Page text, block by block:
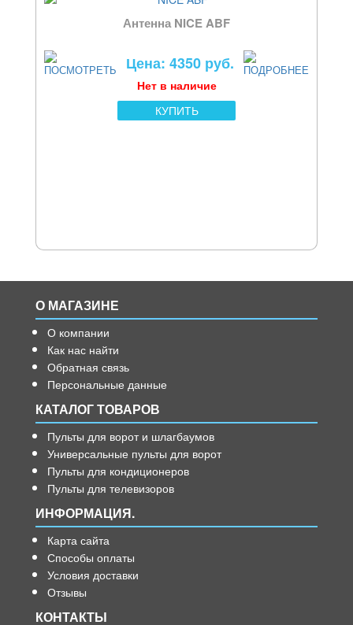
Антенна NICE ABF
Цена: 4350 руб.
Нет в наличие
КУПИТЬ
О МАГАЗИНЕ
О компании
Как нас найти
Обратная связь
Персональные данные
КАТАЛОГ ТОВАРОВ
Пульты для ворот и шлагбаумов
Универсальные пульты для ворот
Пульты для кондиционеров
Пульты для телевизоров
ИНФОРМАЦИЯ.
Карта сайта
Способы оплаты
Условия доставки
Отзывы
КОНТАКТЫ